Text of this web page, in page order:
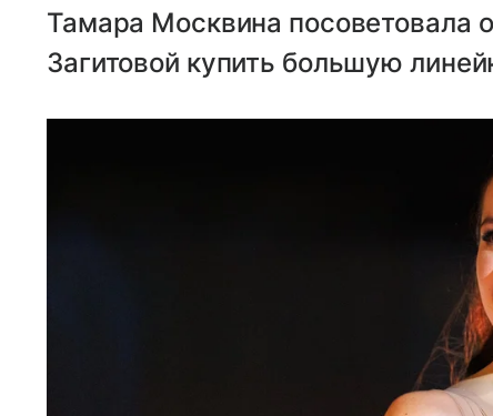
Тамара Москвина посоветовала
Загитовой купить большую